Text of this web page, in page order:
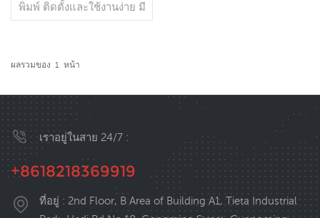
พิมพ์ ติดตั้งและใช้งานง่าย มี
อินพุตและเอาต์พุตหลายช่อง
ได้
ผลรวมของ 1 หน้า
เราอยู่ในสาย 24/7 :
+8618218369919
ที่อยู่ : 2nd Floor, B Area of Building A1, Tieta Industrial